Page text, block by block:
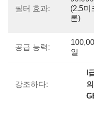
필터 효과:
(2.5미
론)
공급 능력:
일
강조하다:
I